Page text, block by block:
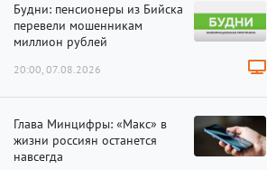
Будни: пенсионеры из Бийска
перевели мошенникам
миллион рублей
20:00, 07.08.2026
Глава Минцифры: «Макс» в
жизни россиян останется
навсегда